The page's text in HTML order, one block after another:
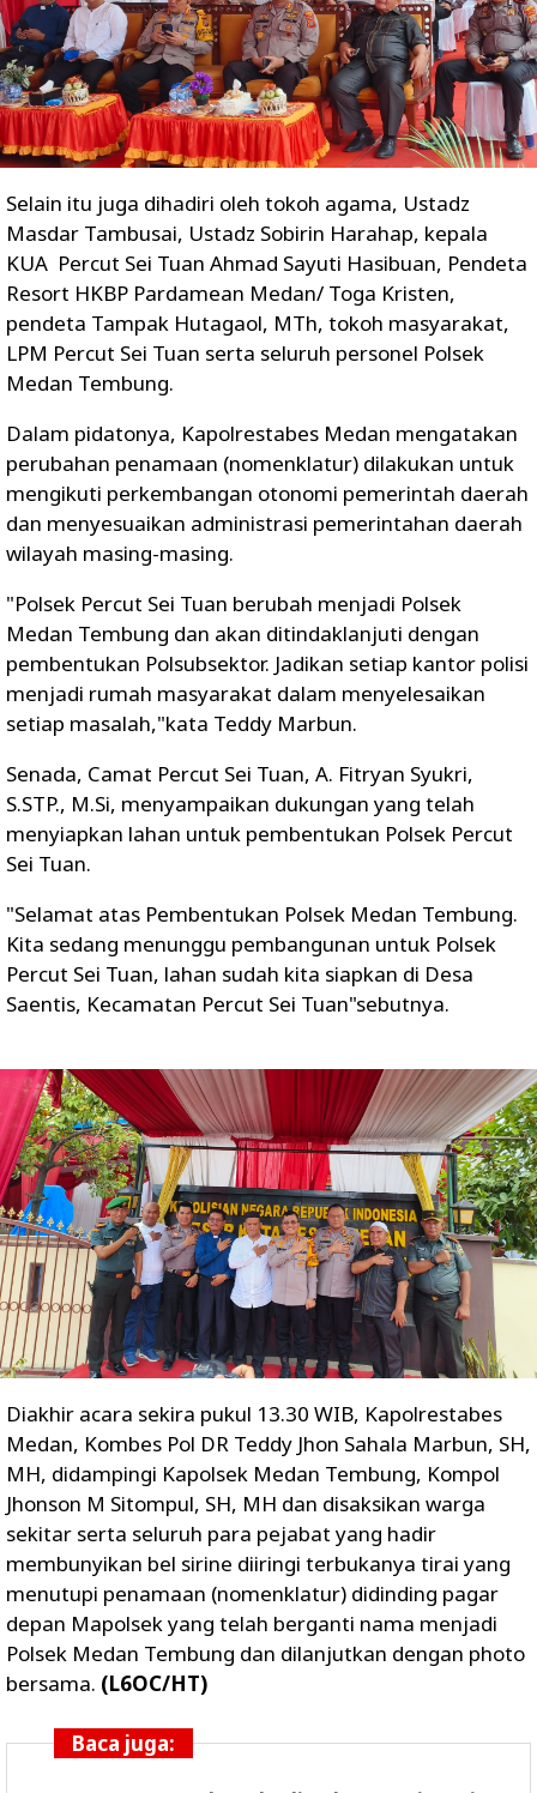
Selain itu juga dihadiri oleh tokoh agama, Ustadz
Masdar Tambusai, Ustadz Sobirin Harahap, kepala
KUA Percut Sei Tuan Ahmad Sayuti Hasibuan, Pendeta
Resort HKBP Pardamean Medan/ Toga Kristen,
pendeta Tampak Hutagaol, MTh, tokoh masyarakat,
LPM Percut Sei Tuan serta seluruh personel Polsek
Medan Tembung.
Dalam pidatonya, Kapolrestabes Medan mengatakan
perubahan penamaan (nomenklatur) dilakukan untuk
mengikuti perkembangan otonomi pemerintah daerah
dan menyesuaikan administrasi pemerintahan daerah
wilayah masing-masing.
"Polsek Percut Sei Tuan berubah menjadi Polsek
Medan Tembung dan akan ditindaklanjuti dengan
pembentukan Polsubsektor. Jadikan setiap kantor polisi
menjadi rumah masyarakat dalam menyelesaikan
setiap masalah,"kata Teddy Marbun.
Senada, Camat Percut Sei Tuan, A. Fitryan Syukri,
S.STP., M.Si, menyampaikan dukungan yang telah
menyiapkan lahan untuk pembentukan Polsek Percut
Sei Tuan.
"Selamat atas Pembentukan Polsek Medan Tembung.
Kita sedang menunggu pembangunan untuk Polsek
Percut Sei Tuan, lahan sudah kita siapkan di Desa
Saentis, Kecamatan Percut Sei Tuan"sebutnya.
Diakhir acara sekira pukul 13.30 WIB, Kapolrestabes
Medan, Kombes Pol DR Teddy Jhon Sahala Marbun, SH,
MH, didampingi Kapolsek Medan Tembung, Kompol
Jhonson M Sitompul, SH, MH dan disaksikan warga
sekitar serta seluruh para pejabat yang hadir
membunyikan bel sirine diiringi terbukanya tirai yang
menutupi penamaan (nomenklatur) didinding pagar
depan Mapolsek yang telah berganti nama menjadi
Polsek Medan Tembung dan dilanjutkan dengan photo
bersama. (L6OC/HT)
Baca juga: